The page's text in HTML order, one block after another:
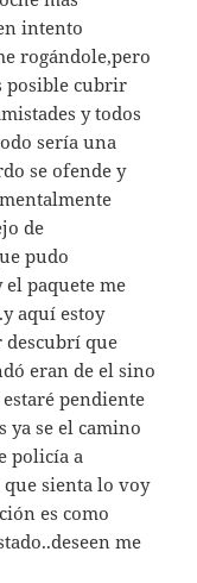
intento
rogándole,pero
posible cubrir
y todos
sería una
se ofende y
de
pudo
el paquete me
aquí estoy
descubrí que
eran de el sino
pendiente
ya se el camino
policía a
sienta lo voy
es como
me